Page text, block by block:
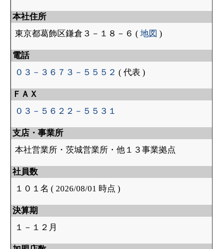
本社住所
東京都葛飾区鎌倉３－１８－６ (地図 )
電話
０３－３６７３－５５５２ ( 代表 )
ＦＡＸ
０３－５６２２－５５３１
支店・事業所
本社営業所・茨城営業所・他１３事業拠点
社員数
１０１名 ( 2026/08/01 時点 )
決算期
１－１２月